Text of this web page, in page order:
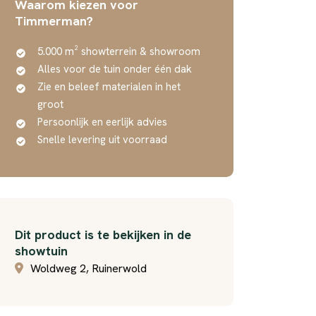
Waarom kiezen voor
Timmerman?
5.000 m² showterrein & showroom
Alles voor de tuin onder één dak
Zie en beleef materialen in het
groot
Persoonlijk en eerlijk advies
Snelle levering uit voorraad
Dit product is te bekijken in de
showtuin
Woldweg 2, Ruinerwold